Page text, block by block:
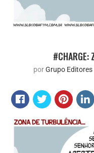
#CHARGE:
porGrupo Editores